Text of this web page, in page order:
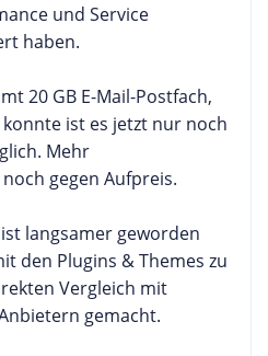
und Service
haben.
20 GB E-Mail-Postfach,
ist es jetzt nur noch
Mehr
gegen Aufpreis.
langsamer geworden
den Plugins & Themes zu
Vergleich mit
gemacht.